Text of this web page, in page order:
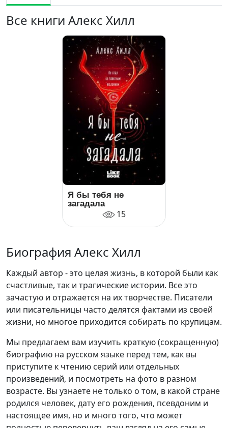
Все книги Алекс Хилл
Я бы тебя не
загадала
15
Биография Алекс Хилл
Каждый автор - это целая жизнь, в которой были как
счастливые, так и трагические истории. Все это
зачастую и отражается на их творчестве. Писатели
или писательницы часто делятся фактами из своей
жизни, но многое приходится собирать по крупицам.
Мы предлагаем вам изучить краткую (сокращенную)
биографию на русском языке перед тем, как вы
приступите к чтению серий или отдельных
произведений, и посмотреть на фото в разном
возрасте. Вы узнаете не только о том, в какой стране
родился человек, дату его рождения, псевдоним и
настоящее имя, но и много того, что может